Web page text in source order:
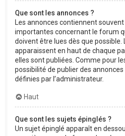
Que sont les annonces ?
Les annonces contiennent
importantes concernant le forum
doivent être lues dès que possible.
apparaissent en haut de chaque
elles sont publiées. Comme pour
possibilité de publier des
définies par l’administrateur.
Haut
Que sont les sujets épinglés ?
Un sujet épinglé apparaît en